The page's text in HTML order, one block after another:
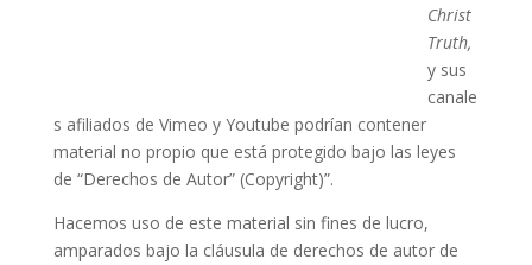
Christ
Truth,
y sus
canale
s afiliados de Vimeo y Youtube podrían contener
material no propio que está protegido bajo las leyes
de “Derechos de Autor” (Copyright)”.
Hacemos uso de este material sin fines de lucro,
amparados bajo la cláusula de derechos de autor de